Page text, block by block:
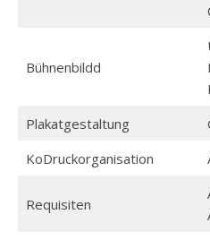
Bühnenbildd
Plakatgestaltung
KoDruckorganisation
Requisiten